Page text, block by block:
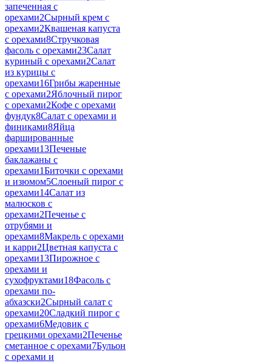
запеченная с
орехами2Сырный крем с
орехами2Квашеная капуста
с орехами8Стручковая
фасоль с орехами23Салат
куриный с орехами2Салат
из курицы с
орехами16Грибы жаренные
с орехами2Яблочный пирог
с орехами2Кофе с орехами
фундук8Салат с орехами и
финиками8Яйца
фаршированные
орехами13Печеные
баклажаны с
орехами1Биточки с орехами
и изюмом5Слоеный пирог с
орехами14Салат из
малюсков с
орехами2Печенье с
отрубями и
орехами8Макрель с орехами
и карри2Цветная капуста с
орехами13Пирожное с
орехами и
сухофруктами18Фасоль с
орехами по-
абхазски2Сырный салат с
орехами20Сладкий пирог с
орехами6Медовик с
грецкими орехами2Печенье
сметанное с орехами7Бульон
с орехами и